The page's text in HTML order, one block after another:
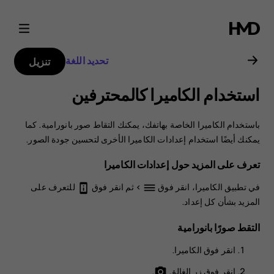
دليل
مستخدم
Nokia
2
تحديد اللغة تنزيل
استخدام الكاميرا كالمحترفين
باستخدام الكاميرا الخاصة بهاتفك، يمكنك التقاط صور بانورامية. كما
يمكنك أيضًا استخدام إعدادات الكاميرا الأخرى لتحسين جودة الصور.
تعرف على المزيد حول إعدادات الكاميرا
في تطبيق الكاميرا، انقر فوق dehaze > ثم انقر فوق perm_device_information للتعرف على
المزيد بشأن كل إعداد.
التقط صورًا بانورامية
انقر فوق الكاميرا.
انقر فوق زر الغالق
.